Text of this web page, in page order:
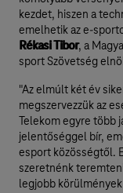
kezdet, hiszen a
emelhetik az e-
Rékasi Tibor, a
sport Szövetség
"Az elmúlt két év
megszervezzük az
Telekom egyre több
jelentőséggel bír,
esport közösségtől.
szeretnénk
legjobb